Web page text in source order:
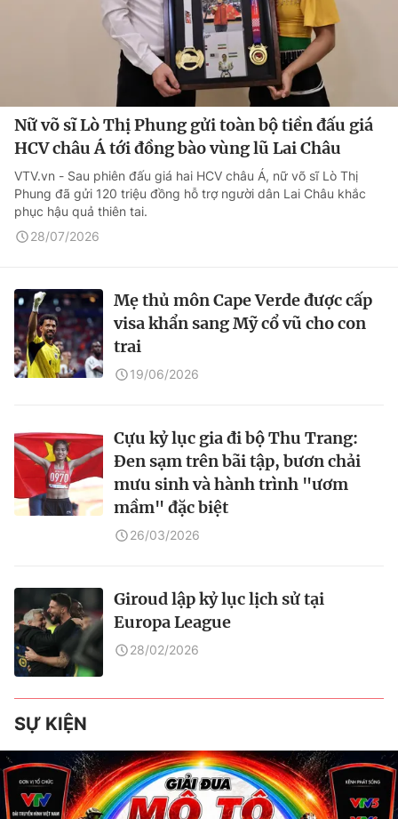
Nữ võ sĩ Lò Thị Phung gửi toàn bộ tiền đấu giá
HCV châu Á tới đồng bào vùng lũ Lai Châu
VTV.vn - Sau phiên đấu giá hai HCV châu Á, nữ võ sĩ Lò Thị
Phung đã gửi 120 triệu đồng hỗ trợ người dân Lai Châu khắc
phục hậu quả thiên tai.
28/07/2026
Mẹ thủ môn Cape Verde được cấp
visa khẩn sang Mỹ cổ vũ cho con
trai
19/06/2026
Cựu kỷ lục gia đi bộ Thu Trang:
Đen sạm trên bãi tập, bươn chải
mưu sinh và hành trình "ươm
mầm" đặc biệt
26/03/2026
Giroud lập kỷ lục lịch sử tại
Europa League
28/02/2026
SỰ KIỆN